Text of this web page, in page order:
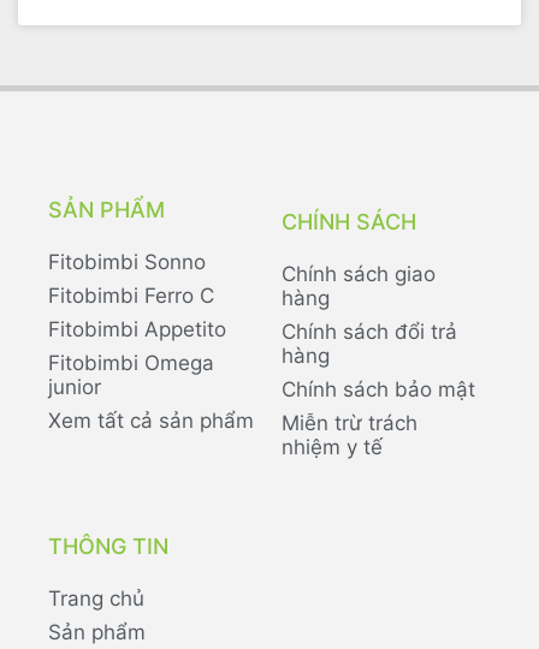
SẢN PHẨM
Fitobimbi Sonno
Fitobimbi Ferro C
Fitobimbi Appetito
Fitobimbi Omega
junior
Xem tất cả sản phẩm
CHÍNH SÁCH
Chính sách giao
hàng
Chính sách đổi trả
hàng
Chính sách bảo mật
Miễn trừ trách
nhiệm y tế
THÔNG TIN
Trang chủ
Sản phẩm